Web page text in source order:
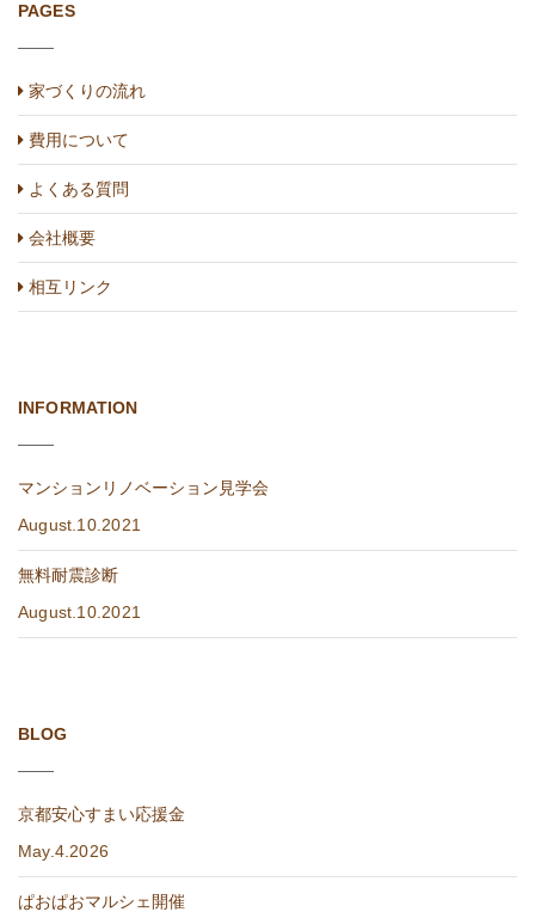
PAGES
家づくりの流れ
費用について
よくある質問
会社概要
相互リンク
INFORMATION
マンションリノベーション見学会
August.10.2021
無料耐震診断
August.10.2021
BLOG
京都安心すまい応援金
May.4.2026
ぱおぱおマルシェ開催